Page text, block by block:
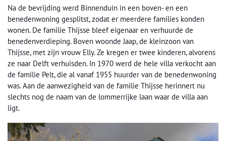
Na de bevrijding werd Binnenduin in een boven- en een
benedenwoning gesplitst, zodat er meerdere families konden
wonen. De familie Thijsse bleef eigenaar en verhuurde de
benedenverdieping. Boven woonde Jaap, de kleinzoon van
Thijsse, met zijn vrouw Elly. Ze kregen er twee kinderen, alvorens
ze naar Delft verhuisden. In 1970 werd de hele villa verkocht aan
de familie Pelt, die al vanaf 1955 huurder van de benedenwoning
was. Aan de aanwezigheid van de familie Thijsse herinnert nu
slechts nog de naam van de lommerrijke laan waar de villa aan
ligt.